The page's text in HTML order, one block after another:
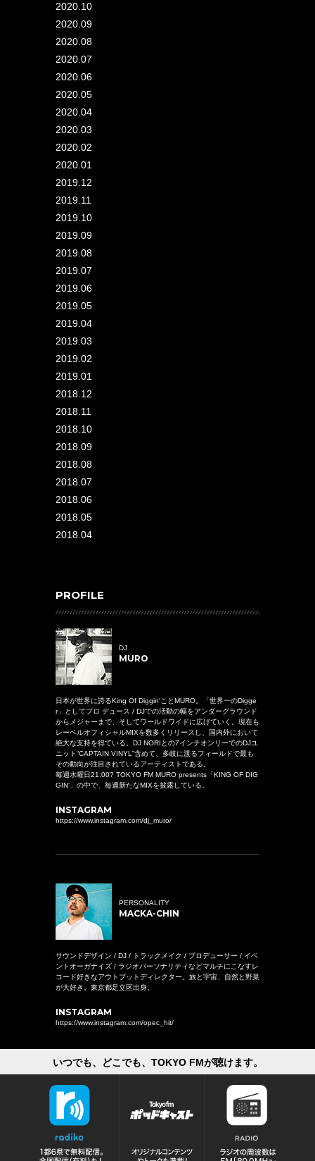
2020.10
2020.09
2020.08
2020.07
2020.06
2020.05
2020.04
2020.03
2020.02
2020.01
2019.12
2019.11
2019.10
2019.09
2019.08
2019.07
2019.06
2019.05
2019.04
2019.03
2019.02
2019.01
2018.12
2018.11
2018.10
2018.09
2018.08
2018.07
2018.06
2018.05
2018.04
PROFILE
DJ
MURO
日本が世界に誇るKing Of Diggin'ことMURO。「世界一のDigge
r」としてプロ デュース / DJでの活動の幅をアンダーグラウンド
からメジャーまで、そしてワールドワイドに広げていく。現在も
レーベルオフィシャルMIXを数多くリリースし、国内外において
絶大な支持を得ている。DJ NORIとの7インチオンリーでのDJユ
ニット“CAPTAIN VINYL”含めて、多岐に渡るフィールドで最も
その動向が注目されているアーティストである。
毎週水曜日21:00? TOKYO FM MURO presents「KING OF DIG
GIN’」の中で、毎週新たなMIXを披露している。
INSTAGRAM
https://www.instagram.com/dj_muro/
PERSONALITY
MACKA-CHIN
サウンドデザイン / DJ / トラックメイク / プロデューサー / イベ
ントオーガナイズ / ラジオパーソナリティなどマルチにこなすレ
コード好きなアウトプットディレクター。旅と宇宙、自然と野菜
が大好き。東京都足立区出身。
INSTAGRAM
https://www.instagram.com/opec_hit/
いつでも、どこでも、TOKYO FMが聴けます。